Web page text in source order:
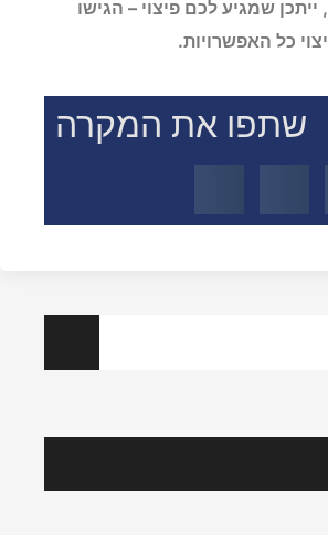
תוותרו על הזכויות שלכם! גם אם
שמגיע לכם פיצוי – הגישו
שתפו את המקרה